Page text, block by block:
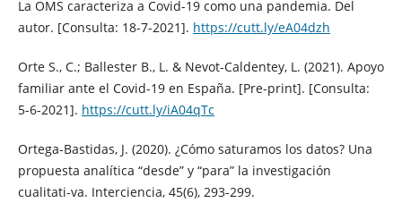
La OMS caracteriza a Covid-19 como una pandemia. Del
autor. [Consulta: 18-7-2021]. https://cutt.ly/eA04dzh
Orte S., C.; Ballester B., L. & Nevot-Caldentey, L. (2021). Apoyo
familiar ante el Covid-19 en España. [Pre-print]. [Consulta:
5-6-2021]. https://cutt.ly/iA04qTc
Ortega-Bastidas, J. (2020). ¿Cómo saturamos los datos? Una
propuesta analítica “desde” y “para” la investigación
cualitati-va. Interciencia, 45(6), 293-299.